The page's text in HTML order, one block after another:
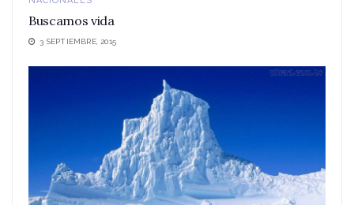
Buscamos vida
3 SEPTIEMBRE, 2015